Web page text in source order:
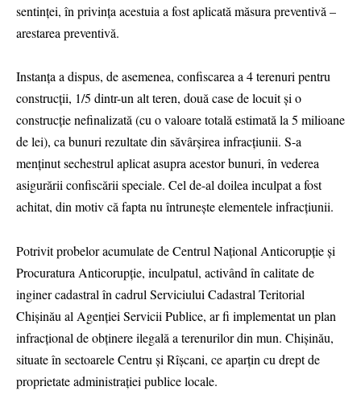
sentinței, în privința acestuia a fost aplicată măsura preventivă –
arestarea preventivă.
Instanța a dispus, de asemenea, confiscarea a 4 terenuri pentru
construcții, 1/5 dintr-un alt teren, două case de locuit și o
construcție nefinalizată (cu o valoare totală estimată la 5 milioane
de lei), ca bunuri rezultate din săvârșirea infracțiunii. S-a
menținut sechestrul aplicat asupra acestor bunuri, în vederea
asigurării confiscării speciale. Cel de-al doilea inculpat a fost
achitat, din motiv că fapta nu întrunește elementele infracțiunii.
Potrivit probelor acumulate de Centrul Național Anticorupție și
Procuratura Anticorupție, inculpatul, activând în calitate de
inginer cadastral în cadrul Serviciului Cadastral Teritorial
Chișinău al Agenției Servicii Publice, ar fi implementat un plan
infracțional de obținere ilegală a terenurilor din mun. Chișinău,
situate în sectoarele Centru și Rîșcani, ce aparțin cu drept de
proprietate administrației publice locale.